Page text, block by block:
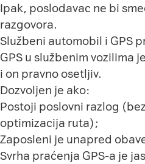
Ipak, poslodavac ne bi
razgovora.
Službeni automobil i GPS
GPS u službenim vozilima
i on pravno osetljiv.
Dozvoljen je ako:
Postoji poslovni razlog
optimizacija ruta);
Zaposleni je unapred
Svrha praćenja GPS-a je